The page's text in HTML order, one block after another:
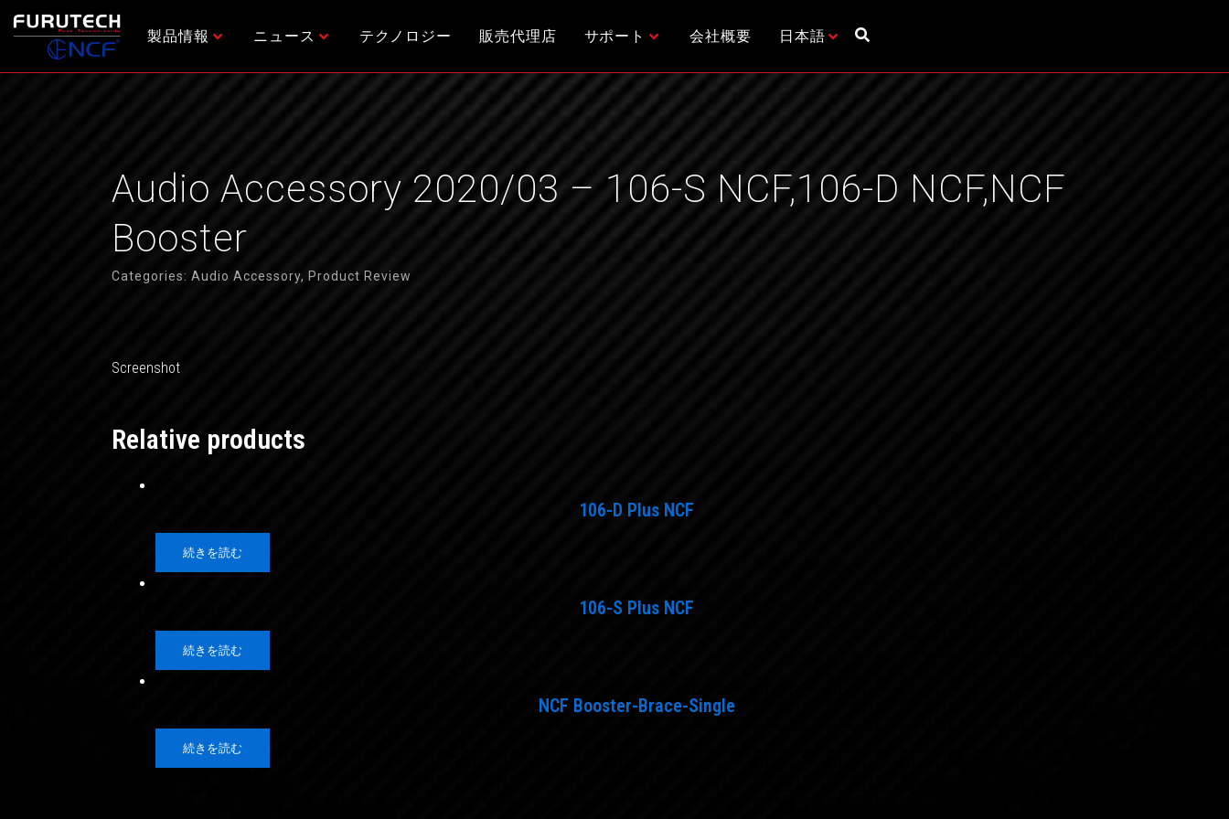
製品情報 ニュース テクノロジー 販売代理店 サポート 会社概要 日本語
Audio Accessory 2020/03 – 106-S NCF,106-D NCF,NCF
Booster
Categories: Audio Accessory, Product Review
Screenshot
Relative products
106-D Plus NCF
続きを読む
106-S Plus NCF
続きを読む
NCF Booster-Brace-Single
続きを読む